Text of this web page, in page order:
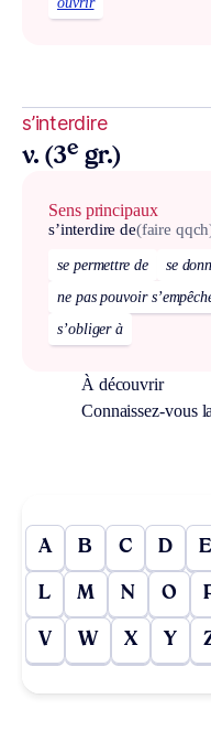
s’interdire
v. (3e gr.)
Sens principaux
s’interdire de(faire
se permettre de se
ne pas pouvoir
s’obliger à
À découvrir
Connaissez-vous
A B C D E
L M N O
V W X Y